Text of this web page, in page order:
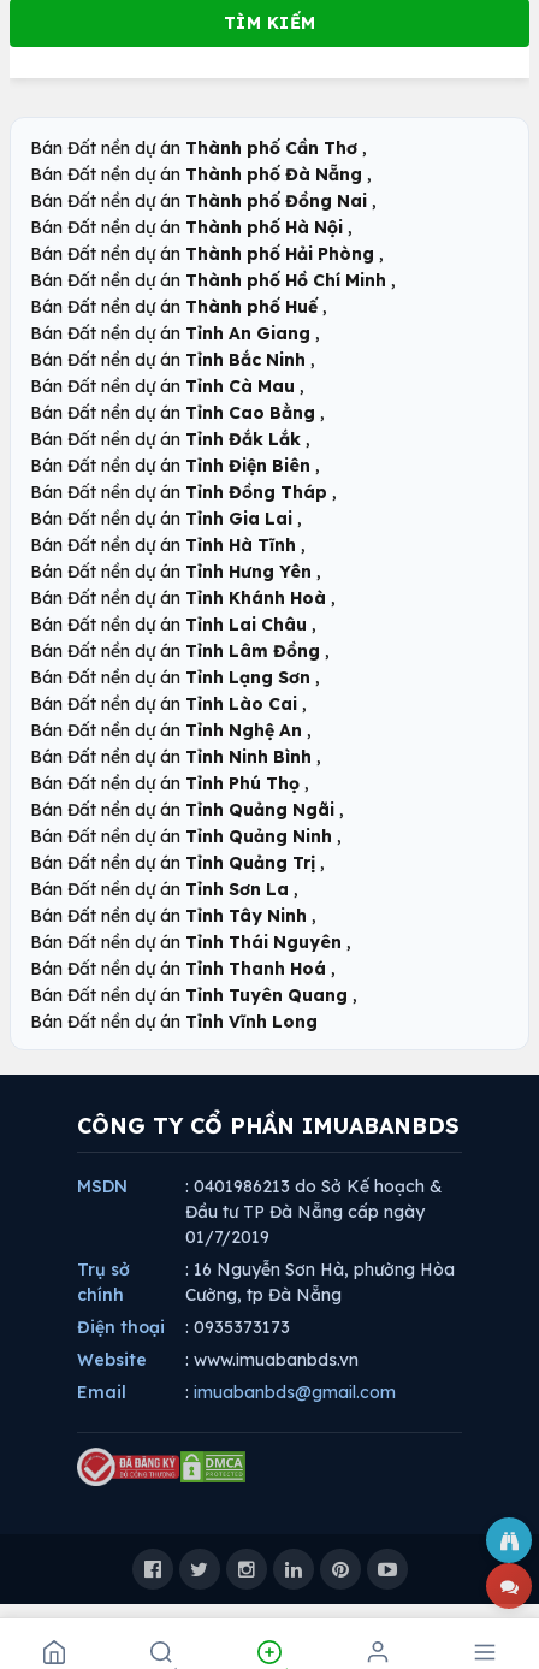
Bán Đất nền dự án Thành phố Cần Thơ ,
Bán Đất nền dự án Thành phố Đà Nẵng ,
Bán Đất nền dự án Thành phố Đồng Nai ,
Bán Đất nền dự án Thành phố Hà Nội ,
Bán Đất nền dự án Thành phố Hải Phòng ,
Bán Đất nền dự án Thành phố Hồ Chí Minh ,
Bán Đất nền dự án Thành phố Huế ,
Bán Đất nền dự án Tỉnh An Giang ,
Bán Đất nền dự án Tỉnh Bắc Ninh ,
Bán Đất nền dự án Tỉnh Cà Mau ,
Bán Đất nền dự án Tỉnh Cao Bằng ,
Bán Đất nền dự án Tỉnh Đắk Lắk ,
Bán Đất nền dự án Tỉnh Điện Biên ,
Bán Đất nền dự án Tỉnh Đồng Tháp ,
Bán Đất nền dự án Tỉnh Gia Lai ,
Bán Đất nền dự án Tỉnh Hà Tĩnh ,
Bán Đất nền dự án Tỉnh Hưng Yên ,
Bán Đất nền dự án Tỉnh Khánh Hoà ,
Bán Đất nền dự án Tỉnh Lai Châu ,
Bán Đất nền dự án Tỉnh Lâm Đồng ,
Bán Đất nền dự án Tỉnh Lạng Sơn ,
Bán Đất nền dự án Tỉnh Lào Cai ,
Bán Đất nền dự án Tỉnh Nghệ An ,
Bán Đất nền dự án Tỉnh Ninh Bình ,
Bán Đất nền dự án Tỉnh Phú Thọ ,
Bán Đất nền dự án Tỉnh Quảng Ngãi ,
Bán Đất nền dự án Tỉnh Quảng Ninh ,
Bán Đất nền dự án Tỉnh Quảng Trị ,
Bán Đất nền dự án Tỉnh Sơn La ,
Bán Đất nền dự án Tỉnh Tây Ninh ,
Bán Đất nền dự án Tỉnh Thái Nguyên ,
Bán Đất nền dự án Tỉnh Thanh Hoá ,
Bán Đất nền dự án Tỉnh Tuyên Quang ,
Bán Đất nền dự án Tỉnh Vĩnh Long
CÔNG TY CỔ PHẦN IMUABANBDS
MSDN
: 0401986213 do Sở Kế hoạch &
Đầu tư TP Đà Nẵng cấp ngày
01/7/2019
Trụ sở
chính
: 16 Nguyễn Sơn Hà, phường Hòa
Cường, tp Đà Nẵng
Điện thoại
: 0935373173
Website
: www.imuabanbds.vn
Email
: imuabanbds@gmail.com